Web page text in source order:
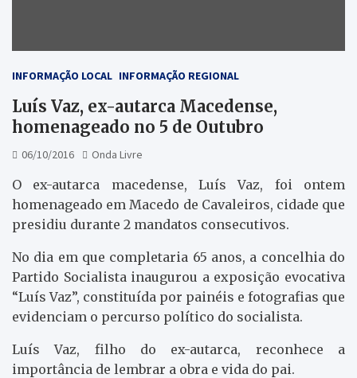
INFORMAÇÃO LOCAL INFORMAÇÃO REGIONAL
Luís Vaz, ex-autarca Macedense,
homenageado no 5 de Outubro
06/10/2016 Onda Livre
O ex-autarca macedense, Luís Vaz, foi ontem
homenageado em Macedo de Cavaleiros, cidade que
presidiu durante 2 mandatos consecutivos.
No dia em que completaria 65 anos, a concelhia do
Partido Socialista inaugurou a exposição evocativa
“Luís Vaz”, constituída por painéis e fotografias que
evidenciam o percurso político do socialista.
Luís Vaz, filho do ex-autarca, reconhece a
importância de lembrar a obra e vida do pai.